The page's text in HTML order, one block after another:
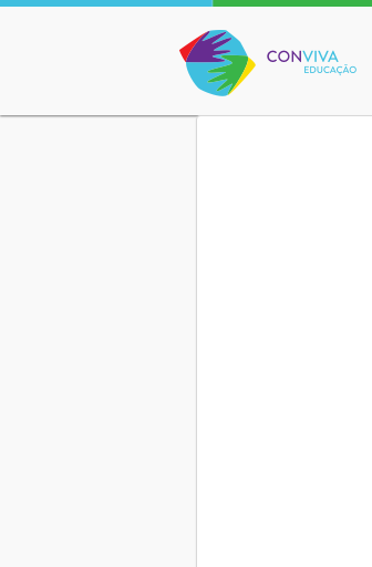
Conviva Educação